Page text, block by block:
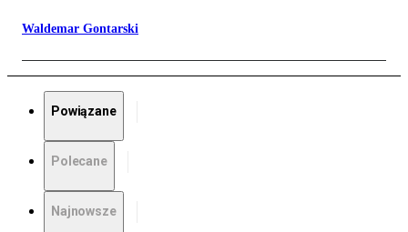
Waldemar Gontarski
Powiązane
Polecane
Najnowsze